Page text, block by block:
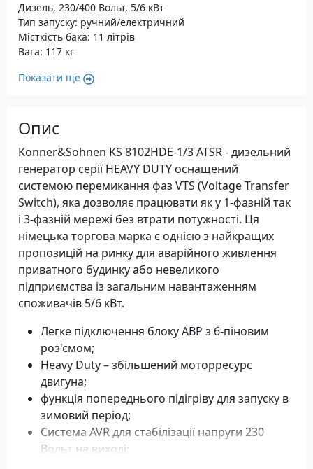
Дизель, 230/400 Вольт, 5/6 кВт
Тип запуску: ручний/електричний
Місткість бака: 11 літрів
Вага: 117 кг
Показати ще
Опис
Konner&Sohnen KS 8102HDE-1/3 ATSR - дизельний
генератор серії HEAVY DUTY оснащений
системою перемикання фаз VTS (Voltage Transfer
Switch), яка дозволяє працювати як у 1-фазній так
і 3-фазній мережі без втрати потужності. Ця
німецька торгова марка є однією з найкращих
пропозицій на ринку для аварійного живлення
приватного будинку або невеликого
підприємства із загальним навантаженням
споживачів 5/6 кВт.
Легке підключення блоку АВР з 6-піновим
роз'ємом;
Heavy Duty – збільшений моторресурс
двигуна;
функція попереднього підігріву для запуску в
зимовий період;
Система AVR для стабілізації напруги 230
Вольт на виході;